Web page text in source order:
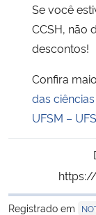
Se você
CCSH, não
descontos!
Confira
das
UFSM –
Registrado em